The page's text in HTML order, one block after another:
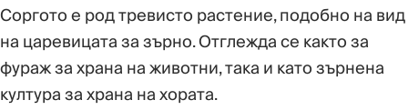
Соргото е род тревисто растение, подобно на вид
на царевицата за зърно. Отглежда се както за
фураж за храна на животни, така и като зърнена
култура за храна на хората.